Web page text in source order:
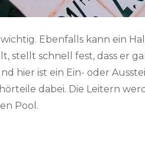
Ebenfalls kann ein
stellt schnell fest, dass er
hier ist ein Ein- oder
dabei. Die Leitern
Pool.